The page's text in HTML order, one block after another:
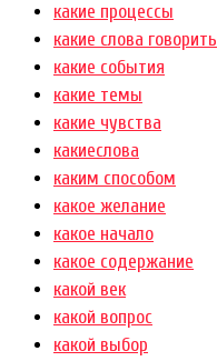
какие процессы
какие слова говорить
какие события
какие темы
какие чувства
какиеслова
каким способом
какое желание
какое начало
какое содержание
какой век
какой вопрос
какой выбор